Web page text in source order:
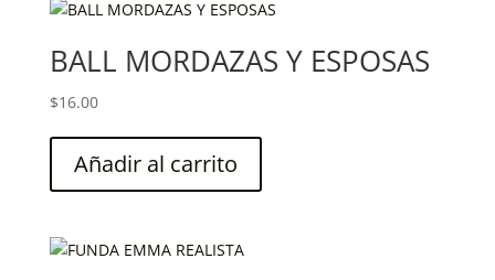
BALL MORDAZAS Y ESPOSAS
$16.00
Añadir al carrito